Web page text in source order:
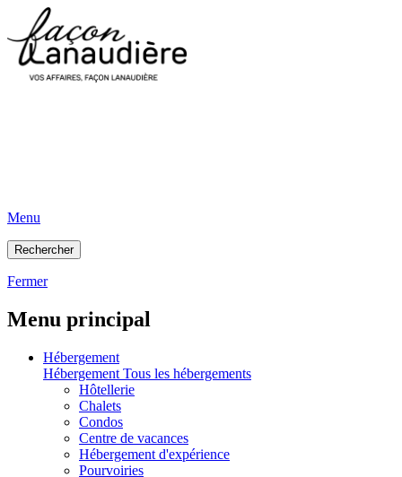
Menu
Rechercher
Fermer
Menu principal
Hébergement
Hébergement Tous les hébergements
Hôtellerie
Chalets
Condos
Centre de vacances
Hébergement d'expérience
Pourvoiries